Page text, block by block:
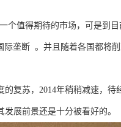
个值得期待的市场，可是到
垄断 。并且随着各国都将
复苏，2014年稍稍减速，待
展前景还是十分被看好的。